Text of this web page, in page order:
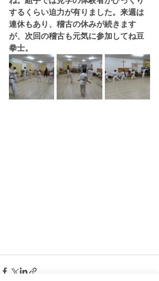
するくらい迫力が有りました。来週は
連休もあり、稽古の休みが続きます
が、次回の稽古も元気に参加してね豆
拳士。